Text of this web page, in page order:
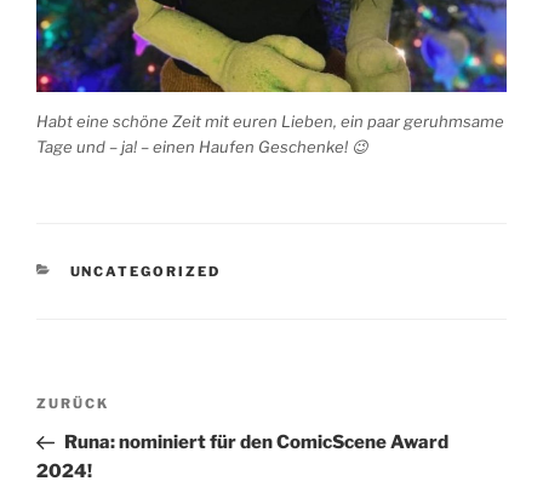
Habt eine schöne Zeit mit euren Lieben, ein paar geruhmsame
Tage und – ja! – einen Haufen Geschenke! 😉
KATEGORIEN
UNCATEGORIZED
Beitragsnavigation
Vorheriger
Beitrag
ZURÜCK
Runa: nominiert für den ComicScene Award
2024!